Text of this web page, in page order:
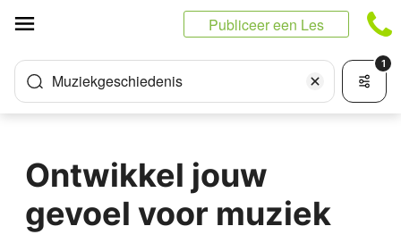
Publiceer een Les
Muziekgeschiedenis
1
Ontwikkel jouw
gevoel voor muziek